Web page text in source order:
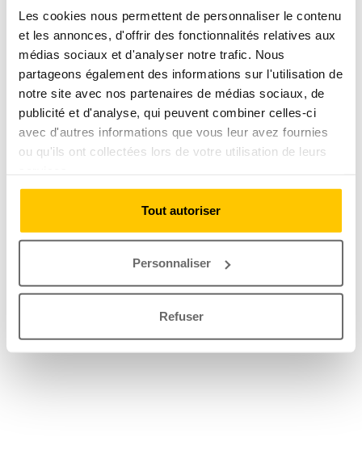
Les cookies nous permettent de personnaliser le contenu
et les annonces, d'offrir des fonctionnalités relatives aux
médias sociaux et d'analyser notre trafic. Nous
partageons également des informations sur l'utilisation de
notre site avec nos partenaires de médias sociaux, de
publicité et d'analyse, qui peuvent combiner celles-ci
avec d'autres informations que vous leur avez fournies
ou qu'ils ont collectées lors de votre utilisation de leurs
Tout autoriser
Personnaliser
Refuser